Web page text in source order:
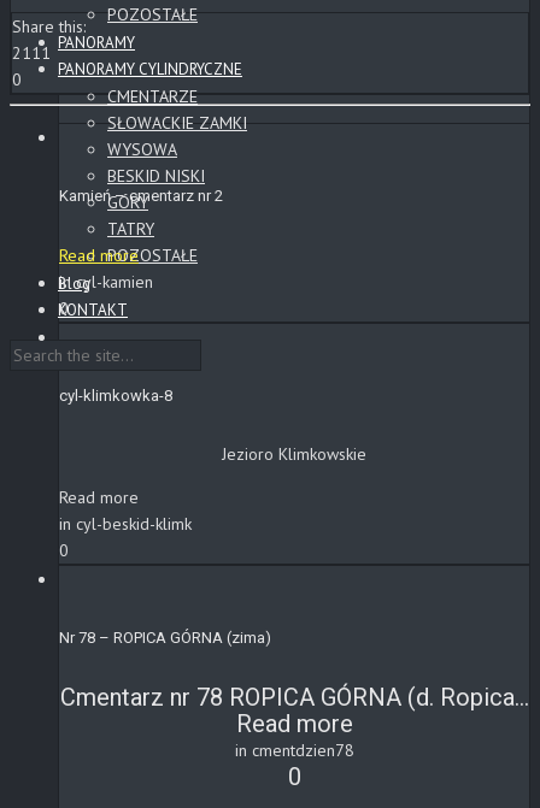
POZOSTAŁE
PANORAMY
PANORAMY CYLINDRYCZNE
CMENTARZE
SŁOWACKIE ZAMKI
WYSOWA
BESKID NISKI
GÓRY
TATRY
POZOSTAŁE
Blog
KONTAKT
Share this:
2111
0
Kamień – cmentarz nr 2
Read more
in cyl-kamien
0
cyl-klimkowka-8
Jezioro Klimkowskie
Read more
in cyl-beskid-klimk
0
Nr 78 – ROPICA GÓRNA (zima)
Cmentarz nr 78 ROPICA GÓRNA (d. Ropica...
Read more
in cmentdzien78
0